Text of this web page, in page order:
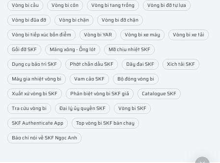
Vòng bi cầu Vòng bi côn Vòng bi tang trống
Vòng bi đỡ tự lựa
Vòng bi đũa đỡ
Vòng bi chặn
Vòng bi đỡ chặn
Vòng bi tiếp xúc bốn điểm
Vòng bi YAR Vòng bi xe máy
Vòng bi xe tải
Gối đỡ SKF
Măng xông - Ống lót
Mỡ chịu nhiệt SKF
Dụng cụ bảo trì SKF
Phớt chắn dầu SKF Dây đai SKF
Xích tải SKF
Máy gia nhiệt vòng bi
Vam cảo SKF
Bộ đóng vòng bi
Xuất xứ vòng bi SKF
Phân biệt vòng bi SKF giả
Catalogue SKF
Tra cứu vòng bi
Đại lý ủy quyền SKF
Vòng bi SKF
SKF Authenticate App
Top vòng bi SKF bán chạy
Báo chí nói về SKF Ngọc Anh